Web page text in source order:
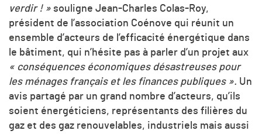
verdir ! » souligne Jean-Charles Colas-Roy,
président de l’association Coénove qui réunit un
ensemble d’acteurs de l’efficacité énergétique dans
le bâtiment, qui n’hésite pas à parler d’un projet aux
« conséquences économiques désastreuses pour
les ménages français et les finances publiques ». Un
avis partagé par un grand nombre d’acteurs, qu’ils
soient énergéticiens, représentants des filières du
gaz et des gaz renouvelables, industriels mais aussi